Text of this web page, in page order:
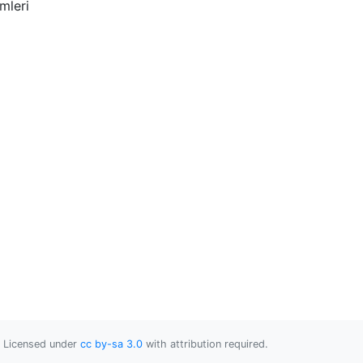
Licensed under cc by-sa 3.0 with attribution required.